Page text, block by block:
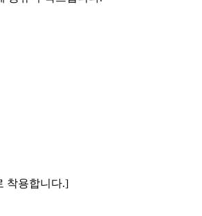
착용합니다.]